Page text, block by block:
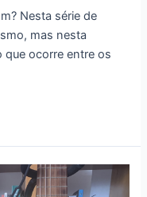
Nesta série de
mas nesta
que ocorre entre os